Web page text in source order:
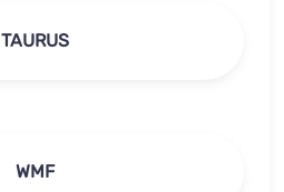
TAURUS
WMF